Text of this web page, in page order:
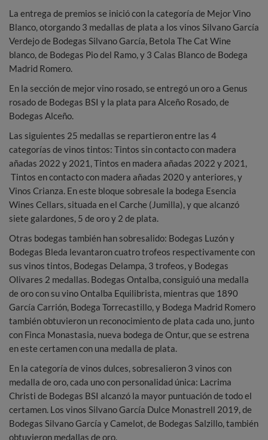
La entrega de premios se inició con la categoría de Mejor Vino
Blanco, otorgando 3 medallas de plata a los vinos Silvano García
Verdejo de Bodegas Silvano García, Betola The Cat Wine
blanco, de Bodegas Pio del Ramo, y 3 Calas Blanco de Bodega
Madrid Romero.
En la sección de mejor vino rosado, se entregó un oro a Genus
rosado de Bodegas BSI y la plata para Alceño Rosado, de
Bodegas Alceño.
Las siguientes 25 medallas se repartieron entre las 4
categorías de vinos tintos: Tintos sin contacto con madera
añadas 2022 y 2021, Tintos en madera añadas 2022 y 2021,
Tintos en contacto con madera añadas 2020 y anteriores, y
Vinos Crianza. En este bloque sobresale la bodega Esencia
Wines Cellars, situada en el Carche (Jumilla), y que alcanzó
siete galardones, 5 de oro y 2 de plata.
Otras bodegas también han sobresalido: Bodegas Luzón y
Bodegas Bleda levantaron cuatro trofeos respectivamente con
sus vinos tintos, Bodegas Delampa, 3 trofeos, y Bodegas
Olivares 2 medallas. Bodegas Ontalba, consiguió una medalla
de oro con su vino Ontalba Equilibrista, mientras que 1890
García Carrión, Bodega Torrecastillo, y Bodega Madrid Romero
también obtuvieron un reconocimiento de plata cada uno, junto
con Finca Monastasia, nueva bodega de Ontur, que se estrena
en este certamen con una medalla de plata.
En la categoría de vinos dulces, sobresalieron 3 vinos con
medalla de oro, cada uno con personalidad única: Lacrima
Christi de Bodegas BSI alcanzó la mayor puntuación de todo el
certamen. Los vinos Silvano García Dulce Monastrell 2019, de
Bodegas Silvano García y Camelot, de Bodegas Salzillo, también
obtuvieron medallas de oro.